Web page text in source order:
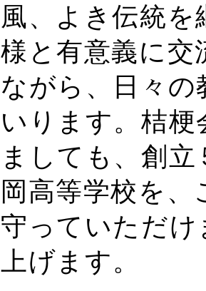
風、よき伝統
様と有意義に交
ながら、日々
いります。桔
ましても、創
岡高等学校を
守っていただ
上げます。